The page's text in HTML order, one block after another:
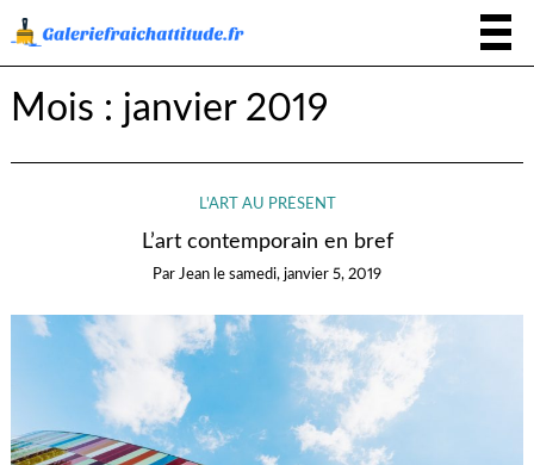
Mois : janvier 2019
L'ART AU PRÉSENT
L’art contemporain en bref
Par Jean le samedi, janvier 5, 2019